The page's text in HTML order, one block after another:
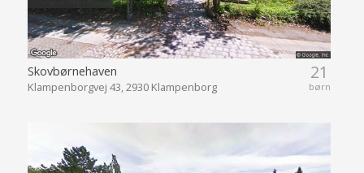
21
børn
Skovbørnehaven
Klampenborgvej 43, 2930 Klampenborg